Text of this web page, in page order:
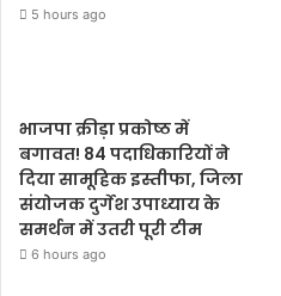
5 hours ago
भाजपा क्रीड़ा प्रकोष्ठ में
बगावत! 84 पदाधिकारियों ने
दिया सामूहिक इस्तीफा, जिला
संयोजक दुर्गेश उपाध्याय के
समर्थन में उतरी पूरी टीम
6 hours ago